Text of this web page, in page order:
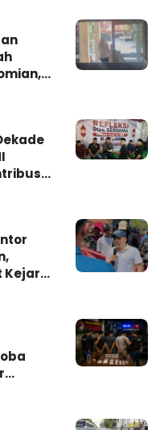
Kejari
Masih